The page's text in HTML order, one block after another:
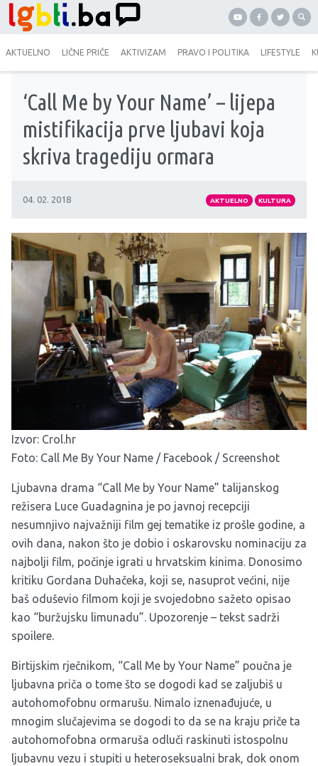
AKTUELNO LIČNE PRIČE AKTIVIZAM PRAVO I POLITIKA LIFESTYLE
‘Call Me by Your Name’ – lijepa
mistifikacija prve ljubavi koja
skriva tragediju ormara
04. 02. 2018 AKTUELNO KULTURA
Izvor: Crol.hr
Foto: Call Me By Your Name / Facebook / Screenshot
Ljubavna drama “Call Me by Your Name” talijanskog
režisera Luce Guadagnina je po javnoj recepciji
nesumnjivo najvažniji film gej tematike iz prošle godine, a
ovih dana, nakon što je dobio i oskarovsku nominaciju za
najbolji film, počinje igrati u hrvatskim kinima. Donosimo
kritiku Gordana Duhačeka, koji se, nasuprot većini, nije
baš oduševio filmom koji je svojedobno sažeto opisao
kao “buržujsku limunadu”. Upozorenje – tekst sadrži
spoilere.
Birtijskim rječnikom, “Call Me by Your Name” poučna je
ljubavna priča o tome što se dogodi kad se zaljubiš u
autohomofobnu ormarušu. Nimalo iznenađujuće, u
mnogim slučajevima se dogodi to da se na kraju priče ta
autohomofobna ormaruša odluči raskinuti istospolnu
ljubavnu vezu i stupiti u heteroseksualni brak, dok onom